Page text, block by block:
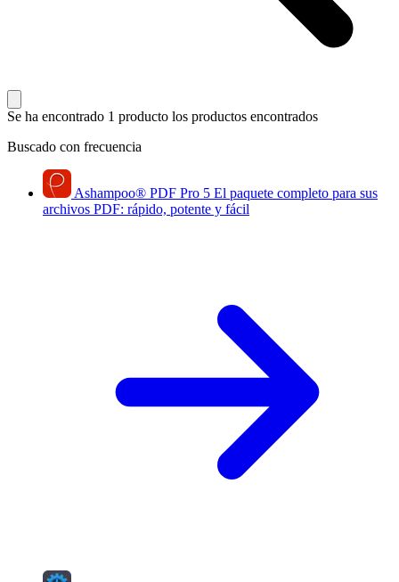
Se ha encontrado 1 producto los productos encontrados
Buscado con frecuencia
Ashampoo® PDF Pro 5 El paquete completo para sus
archivos PDF: rápido, potente y fácil